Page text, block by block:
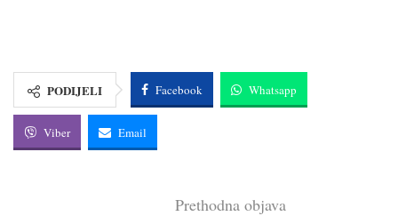
PODIJELI Facebook Whatsapp
Viber Email
Prethodna objava